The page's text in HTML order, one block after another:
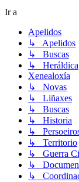
Ir a
Apelidos
↳ Apelidos
↳ Buscas
↳ Heráldica
Xenealoxía
↳ Novas
↳ Liñaxes
↳ Buscas
↳ Historia
↳
↳ Territorio
↳ Guerra
↳
↳